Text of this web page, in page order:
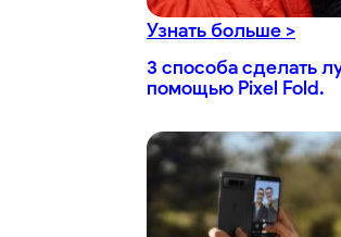
Узнать больше >
3 способа сделать
помощью Pixel Fold.